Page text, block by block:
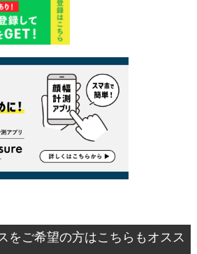
をご希望の方はこちらもオスス